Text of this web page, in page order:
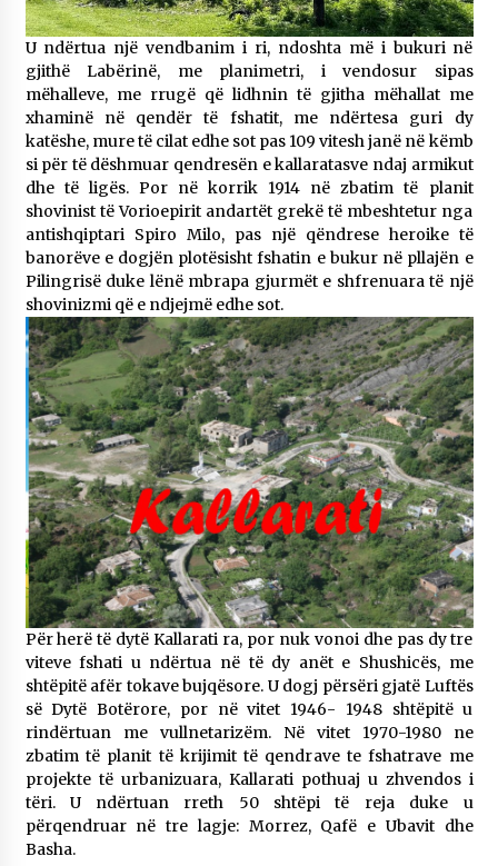
U ndërtua një vendbanim i ri, ndoshta më i bukuri në
gjithë Labërinë, me planimetri, i vendosur sipas
mëhalleve, me rrugë që lidhnin të gjitha mëhallat me
xhaminë në qendër të fshatit, me ndërtesa guri dy
katëshe, mure të cilat edhe sot pas 109 vitesh janë në këmb
si për të dëshmuar qendresën e kallaratasve ndaj armikut
dhe të ligës. Por në korrik 1914 në zbatim të planit
shovinist të Vorioepirit andartët grekë të mbeshtetur nga
antishqiptari Spiro Milo, pas një qëndrese heroike të
banorëve e dogjën plotësisht fshatin e bukur në pllajën e
Pilingrisë duke lënë mbrapa gjurmët e shfrenuara të një
shovinizmi që e ndjejmë edhe sot.
Për herë të dytë Kallarati ra, por nuk vonoi dhe pas dy tre
viteve fshati u ndërtua në të dy anët e Shushicës, me
shtëpitë afër tokave bujqësore. U dogj përsëri gjatë Luftës
së Dytë Botërore, por në vitet 1946- 1948 shtëpitë u
rindërtuan me vullnetarizëm. Në vitet 1970-1980 ne
zbatim të planit të krijimit të qendrave te fshatrave me
projekte të urbanizuara, Kallarati pothuaj u zhvendos i
tëri. U ndërtuan rreth 50 shtëpi të reja duke u
përqendruar në tre lagje: Morrez, Qafë e Ubavit dhe
Basha.